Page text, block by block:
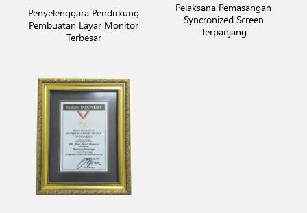
Penyelenggara Pendukung
Pembuatan Layar Monitor
Terbesar
Pelaksana Pemasangan
Syncronized Screen
Terpanjang